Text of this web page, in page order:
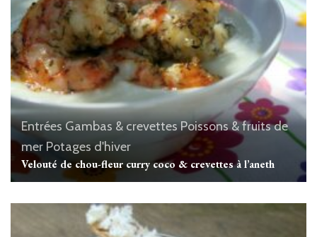
Entrées Gambas & crevettesPoissons & fruits de
mer Potages d'hiver
Velouté de chou-fleur curry coco & crevettes à l’aneth